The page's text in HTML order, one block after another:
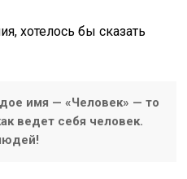
хотелось бы сказать
имя — «Человек» — то
ведет себя человек.